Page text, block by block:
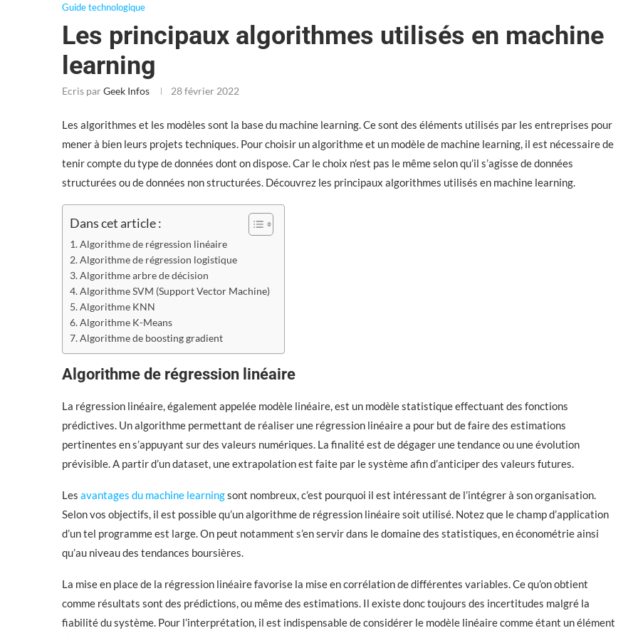
Guide technologique
Les principaux algorithmes utilisés en machine
learning
Ecris par Geek Infos 28 février 2022
Les algorithmes et les modèles sont la base du machine learning. Ce sont des éléments utilisés par les entreprises pour
mener à bien leurs projets techniques. Pour choisir un algorithme et un modèle de machine learning, il est nécessaire de
tenir compte du type de données dont on dispose. Car le choix n’est pas le même selon qu’il s’agisse de données
structurées ou de données non structurées. Découvrez les principaux algorithmes utilisés en machine learning.
Dans cet article :
Algorithme de régression linéaire
Algorithme de régression logistique
Algorithme arbre de décision
Algorithme SVM (Support Vector Machine)
Algorithme KNN
Algorithme K-Means
Algorithme de boosting gradient
Algorithme de régression linéaire
La régression linéaire, également appelée modèle linéaire, est un modèle statistique effectuant des fonctions
prédictives. Un algorithme permettant de réaliser une régression linéaire a pour but de faire des estimations
pertinentes en s’appuyant sur des valeurs numériques. La finalité est de dégager une tendance ou une évolution
prévisible. A partir d’un dataset, une extrapolation est faite par le système afin d’anticiper des valeurs futures.
Les avantages du machine learningsont nombreux, c’est pourquoi il est intéressant de l’intégrer à son organisation.
Selon vos objectifs, il est possible qu’un algorithme de régression linéaire soit utilisé. Notez que le champ d’application
d’un tel programme est large. On peut notamment s’en servir dans le domaine des statistiques, en économétrie ainsi
qu’au niveau des tendances boursières.
La mise en place de la régression linéaire favorise la mise en corrélation de différentes variables. Ce qu’on obtient
comme résultats sont des prédictions, ou même des estimations. Il existe donc toujours des incertitudes malgré la
fiabilité du système. Pour l’interprétation, il est indispensable de considérer le modèle linéaire comme étant un élément